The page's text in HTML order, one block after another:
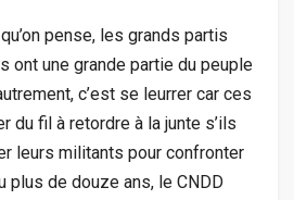
pense, les grands partis
ont une grande partie du peuple
c’est se leurrer car ces
du fil à retordre à la junte s’ils
leurs militants pour confronter
plus de douze ans, le CNDD